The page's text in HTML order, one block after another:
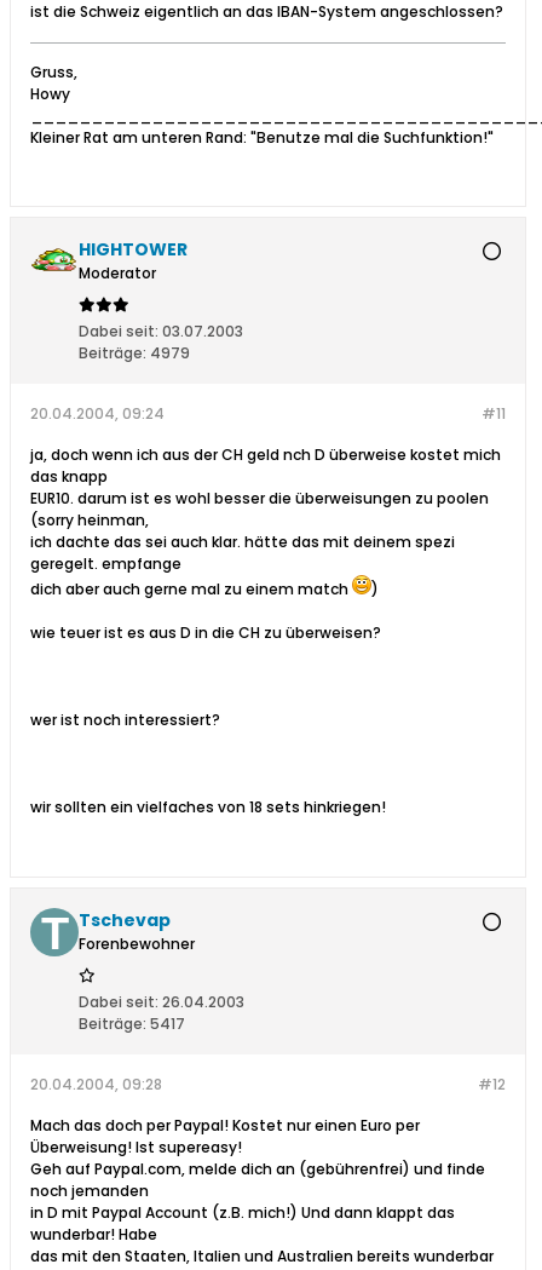
ist die Schweiz eigentlich an das IBAN-System angeschlossen?
Gruss,
Howy
Kleiner Rat am unteren Rand: "Benutze mal die Suchfunktion!"
HIGHTOWER
Moderator
Dabei seit: 03.07.2003
Beiträge: 4979
#11
20.04.2004, 09:24
ja, doch wenn ich aus der CH geld nch D überweise kostet mich
das knapp
EUR10. darum ist es wohl besser die überweisungen zu poolen
(sorry heinman,
ich dachte das sei auch klar. hätte das mit deinem spezi
geregelt. empfange
dich aber auch gerne mal zu einem match
)
wie teuer ist es aus D in die CH zu überweisen?
wer ist noch interessiert?
wir sollten ein vielfaches von 18 sets hinkriegen!
Tschevap
Forenbewohner
Dabei seit: 26.04.2003
Beiträge: 5417
#12
20.04.2004, 09:28
Mach das doch per Paypal! Kostet nur einen Euro per
Überweisung! Ist supereasy!
Geh auf Paypal.com, melde dich an (gebührenfrei) und finde
noch jemanden
in D mit Paypal Account (z.B. mich!) Und dann klappt das
wunderbar! Habe
das mit den Staaten, Italien und Australien bereits wunderbar